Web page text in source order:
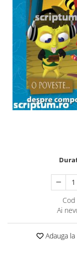
Vârstă
0-2 ani
10+ ani
14+ ani
2-5 ani
5-7 ani
7-10 ani
Adulți
toate vârstele
Editura Arthur
Editura Bookzone
Editura Cartea
Editura Casa
Cod
Ai
Adauga la